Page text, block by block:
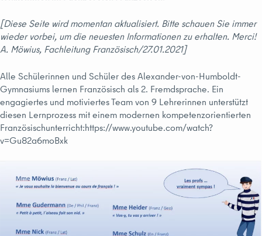
[Diese Seite wird momentan aktualisiert. Bitte schauen Sie immer
wieder vorbei, um die neuesten Informationen zu erhalten. Merci!
A. Möwius, Fachleitung Französisch/27.01.2021]
Alle Schülerinnen und Schüler des Alexander-von-Humboldt-
Gymnasiums lernen Französisch als 2. Fremdsprache. Ein
engagiertes und motiviertes Team von 9 Lehrerinnen unterstützt
diesen Lernprozess mit einem modernen kompetenzorientierten
Französischunterricht:https://www.youtube.com/watch?
v=Gu82a6moBxk